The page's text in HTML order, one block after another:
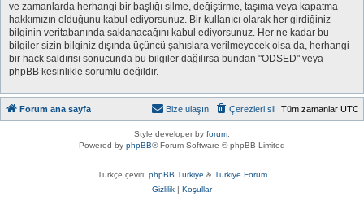
ve zamanlarda herhangi bir başlığı silme, değiştirme, taşıma veya kapatma
hakkımızın olduğunu kabul ediyorsunuz. Bir kullanıcı olarak her girdiğiniz
bilginin veritabanında saklanacağını kabul ediyorsunuz. Her ne kadar bu
bilgiler sizin bilginiz dışında üçüncü şahıslara verilmeyecek olsa da, herhangi
bir hack saldırısı sonucunda bu bilgiler dağılırsa bundan "ODSED" veya
phpBB kesinlikle sorumlu değildir.
Forum ana sayfa Tüm zamanlar UTC
Çerezleri sil
Bize ulaşın
Style developer by forum
Powered by phpBB® Forum Software © phpBB Limited
Türkçe çeviri: phpBB Türkiye & Türkiye Forum
Gizlilik | Koşullar